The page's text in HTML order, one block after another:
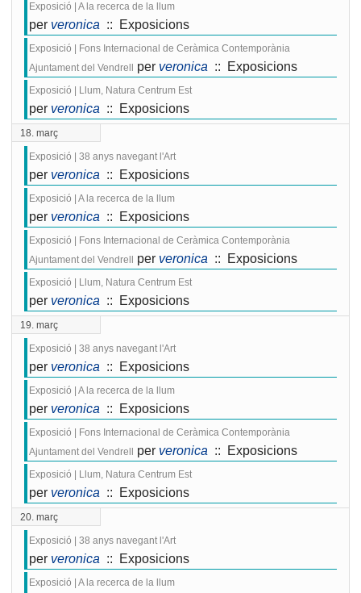
Exposició | A la recerca de la llum
per veronica :: Exposicions
Exposició | Fons Internacional de Ceràmica Contemporània
Ajuntament del Vendrell
per veronica :: Exposicions
Exposició | Llum, Natura Centrum Est
per veronica :: Exposicions
18. març
Exposició | 38 anys navegant l'Art
per veronica :: Exposicions
Exposició | A la recerca de la llum
per veronica :: Exposicions
Exposició | Fons Internacional de Ceràmica Contemporània
Ajuntament del Vendrell
per veronica :: Exposicions
Exposició | Llum, Natura Centrum Est
per veronica :: Exposicions
19. març
Exposició | 38 anys navegant l'Art
per veronica :: Exposicions
Exposició | A la recerca de la llum
per veronica :: Exposicions
Exposició | Fons Internacional de Ceràmica Contemporània
Ajuntament del Vendrell
per veronica :: Exposicions
Exposició | Llum, Natura Centrum Est
per veronica :: Exposicions
20. març
Exposició | 38 anys navegant l'Art
per veronica :: Exposicions
Exposició | A la recerca de la llum